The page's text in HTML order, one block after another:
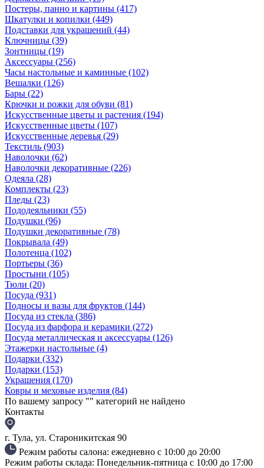
Постеры, панно и картины (417)
Шкатулки и копилки (449)
Подставки для украшений (44)
Ключницы (39)
Зонтницы (19)
Аксессуары (256)
Часы настольные и каминные (102)
Вешалки (126)
Бары (22)
Крючки и рожки для обуви (81)
Искусственные цветы и растения (194)
Искусственные цветы (107)
Искусcтвенные деревья (29)
Текстиль (903)
Наволочки (62)
Наволочки декоративные (226)
Одеяла (28)
Комплекты (23)
Пледы (23)
Пододеяльники (55)
Подушки (96)
Подушки декоративные (78)
Покрывала (49)
Полотенца (102)
Портьеры (36)
Простыни (105)
Тюли (20)
Посуда (931)
Подносы и вазы для фруктов (144)
Посуда из стекла (386)
Посуда из фарфора и керамики (272)
Посуда металлическая и аксессуары (126)
Этажерки настольные (4)
Подарки (332)
Подарки (153)
Украшения (170)
Ковры и меховые изделия (84)
По вашему запросу "" категорий не найдено
Контакты
г. Тула, ул. Староникитская 90
Режим работы салона: ежедневно с 10:00 до 20:00
Режим работы склада: Понедельник-пятница с 10:00 до 17:00